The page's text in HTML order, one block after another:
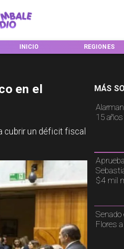
REGIONES NACIONAL
15
$4 mil
Flores
MÁS
en el
cubrir un déficit fiscal